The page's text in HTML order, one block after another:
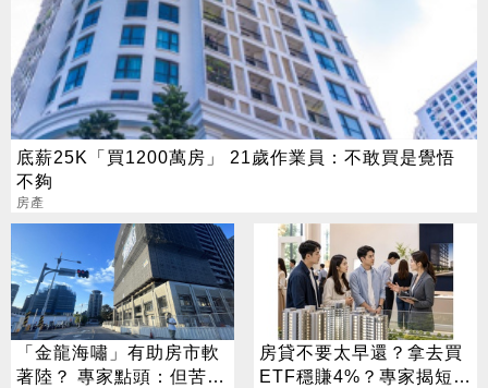
底薪25K「買1200萬房」 21歲作業員：不敢買是覺悟
不夠
房產
「金龍海嘯」有助房市軟
著陸？ 專家點頭：但苦了
房貸不要太早還？拿去買
ETF穩賺4%？專家揭短影